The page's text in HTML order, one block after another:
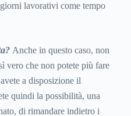
lavorativi come tempo
Anche in questo caso, non
vero che non potete più fare
a disposizione il
quindi la possibilità, una
di rimandare indietro i